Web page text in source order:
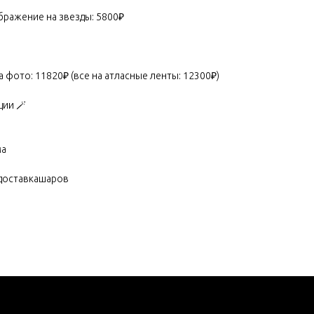
на звезды: 5800₽
11820₽ (все на атласные ленты: 12300₽)
🪄